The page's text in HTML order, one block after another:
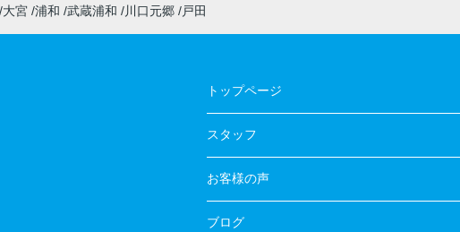
大宮 浦和 武蔵浦和 川口元郷 戸田
トップページ
スタッフ
お客様の声
ブログ